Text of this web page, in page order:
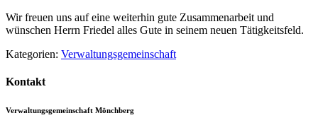
Wir freuen uns auf eine weiterhin gute Zusammenarbeit und
wünschen Herrn Friedel alles Gute in seinem neuen Tätigkeitsfeld.
Kategorien: Verwaltungsgemeinschaft
Kontakt
Verwaltungsgemeinschaft Mönchberg